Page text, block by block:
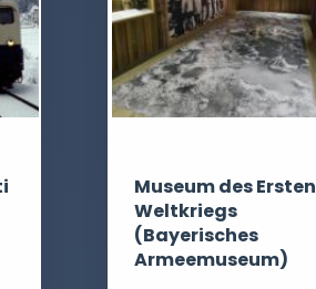
Museum des Ersten
Weltkriegs
(Bayerisches
Armeemuseum)